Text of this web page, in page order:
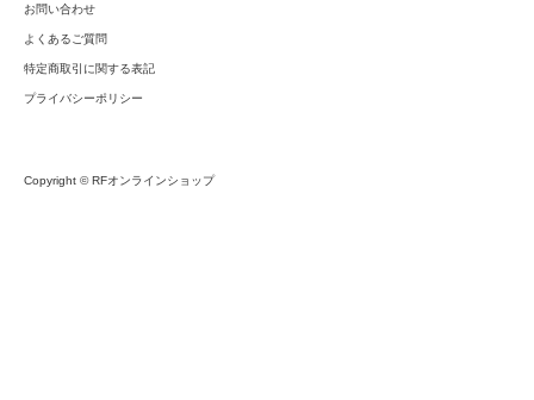
お問い合わせ
よくあるご質問
特定商取引に関する表記
プライバシーポリシー
Copyright © RFオンラインショップ